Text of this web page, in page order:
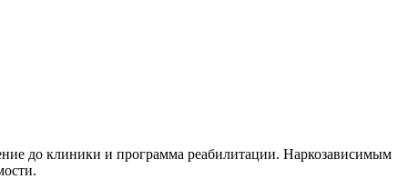
до клиники и программа реабилитации. Наркозависимым